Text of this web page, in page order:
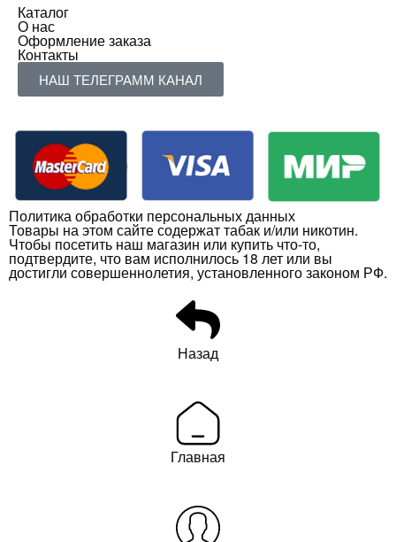
Каталог
О нас
Оформление заказа
Контакты
НАШ ТЕЛЕГРАММ КАНАЛ
Политика обработки персональных данных
Товары на этом сайте содержат табак и/или никотин.
Чтобы посетить наш магазин или купить что-то,
подтвердите, что вам исполнилось 18 лет или вы
достигли совершеннолетия, установленного законом РФ.
Назад
Главная